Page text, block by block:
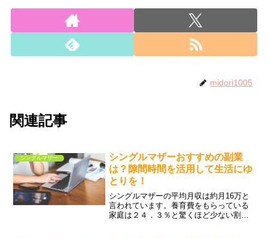
midori1005
関連記事
シングルマザー
シングルマザーおすすめの副業
は？隙間時間を活用して生活にゆ
とりを！
シングルマザーの平均月収は約月16万と
言われています。養育費をもらっている
家庭は２４．３％と驚くほど少ない割合